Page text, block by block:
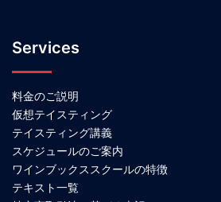
Services
料金のご説明
仮想テイスティング
テイスティング講義
スケジュールのご案内
ワインブックススクールの特徴
テキスト一覧